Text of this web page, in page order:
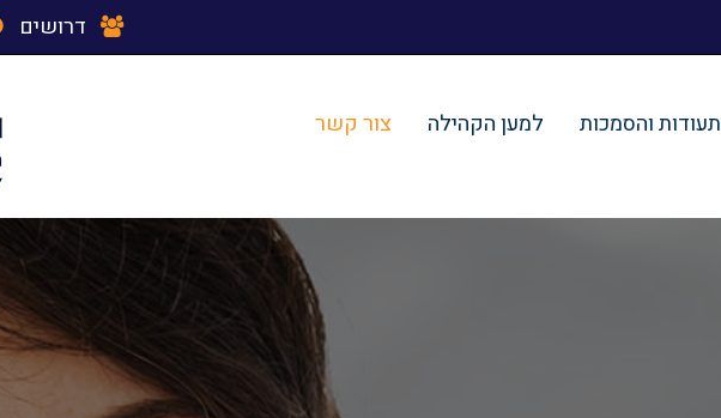
דרושים
תעודות והסמכות למען הקהילה צור קשר